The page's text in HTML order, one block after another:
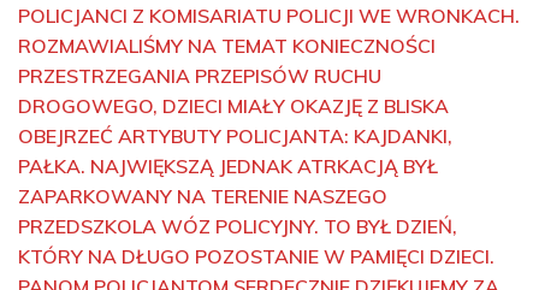
POLICJANCI Z KOMISARIATU POLICJI WE WRONKACH.
ROZMAWIALIŚMY NA TEMAT KONIECZNOŚCI
PRZESTRZEGANIA PRZEPISÓW RUCHU
DROGOWEGO, DZIECI MIAŁY OKAZJĘ Z BLISKA
OBEJRZEĆ ARTYBUTY POLICJANTA: KAJDANKI,
PAŁKA. NAJWIĘKSZĄ JEDNAK ATRKACJĄ BYŁ
ZAPARKOWANY NA TERENIE NASZEGO
PRZEDSZKOLA WÓZ POLICYJNY. TO BYŁ DZIEŃ,
KTÓRY NA DŁUGO POZOSTANIE W PAMIĘCI DZIECI.